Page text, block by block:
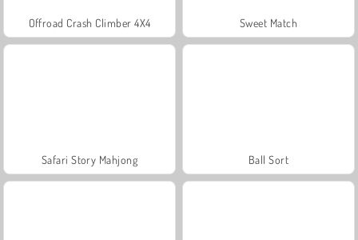
Offroad Crash Climber 4X4 Sweet Match
Safari Story Mahjong Ball Sort